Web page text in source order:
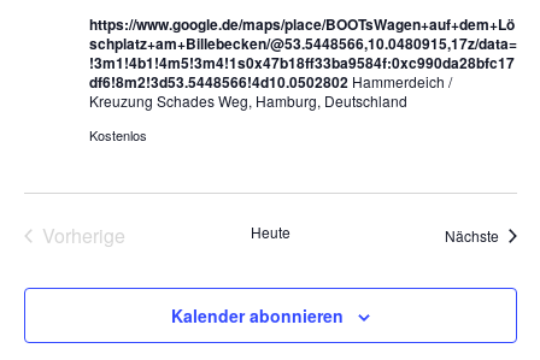
https://www.google.de/maps/place/BOOTsWagen+auf+dem+Lö
schplatz+am+Billebecken/@53.5448566,10.0480915,17z/data=
!3m1!4b1!4m5!3m4!1s0x47b18ff33ba9584f:0xc990da28bfc17
df6!8m2!3d53.5448566!4d10.0502802 Hammerdeich /
Kreuzung Schades Weg, Hamburg, Deutschland
Kostenlos
Vorherige
Heute Nächste
Kalender abonnieren